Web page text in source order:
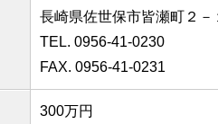
長崎県佐世保市皆瀬町２－
TEL. 0956-41-0230
FAX. 0956-41-0231
300万円